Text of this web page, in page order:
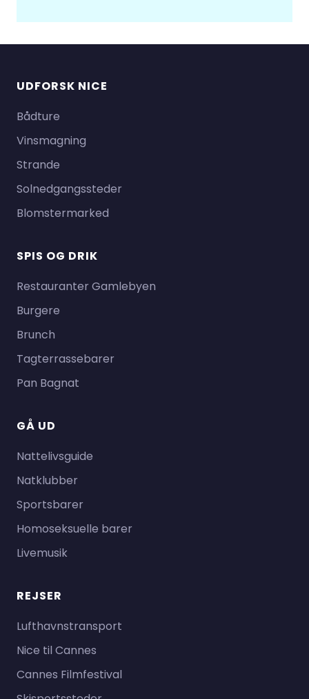
UDFORSK NICE
Bådture
Vinsmagning
Strande
Solnedgangssteder
Blomstermarked
SPIS OG DRIK
Restauranter Gamlebyen
Burgere
Brunch
Tagterrassebarer
Pan Bagnat
GÅ UD
Nattelivsguide
Natklubber
Sportsbarer
Homoseksuelle barer
Livemusik
REJSER
Lufthavnstransport
Nice til Cannes
Cannes Filmfestival